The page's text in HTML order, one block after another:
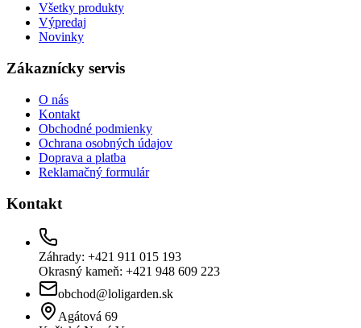
Všetky produkty
Výpredaj
Novinky
Zákaznícky servis
O nás
Kontakt
Obchodné podmienky
Ochrana osobných údajov
Doprava a platba
Reklamačný formulár
Kontakt
Záhrady: +421 911 015 193
Okrasný kameň: +421 948 609 223
obchod@loligarden.sk
Agátová 69